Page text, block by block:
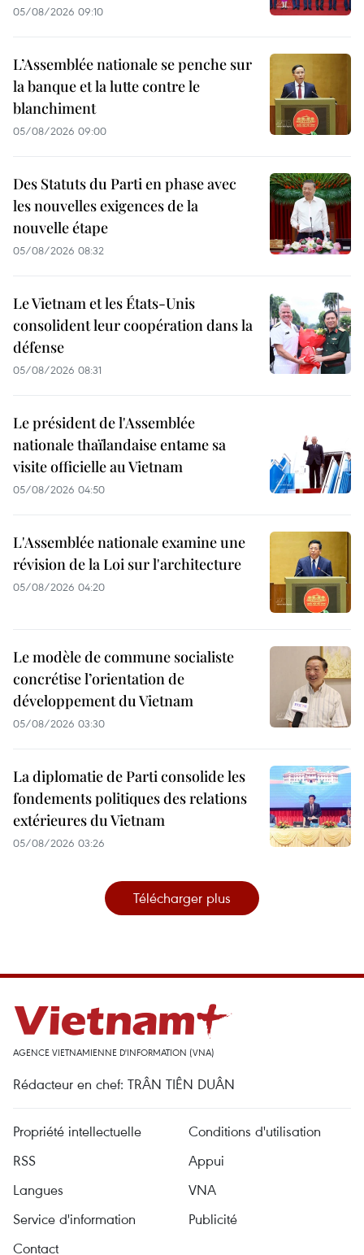
05/08/2026 09:10
L’Assemblée nationale se penche sur
la banque et la lutte contre le
blanchiment
05/08/2026 09:00
Des Statuts du Parti en phase avec
les nouvelles exigences de la
nouvelle étape
05/08/2026 08:32
Le Vietnam et les États-Unis
consolident leur coopération dans la
défense
05/08/2026 08:31
Le président de l'Assemblée
nationale thaïlandaise entame sa
visite officielle au Vietnam
05/08/2026 04:50
L'Assemblée nationale examine une
révision de la Loi sur l'architecture
05/08/2026 04:20
Le modèle de commune socialiste
concrétise l’orientation de
développement du Vietnam
05/08/2026 03:30
La diplomatie de Parti consolide les
fondements politiques des relations
extérieures du Vietnam
05/08/2026 03:26
Télécharger plus
AGENCE VIETNAMIENNE D'INFORMATION (VNA)
Rédacteur en chef: TRÂN TIÊN DUÂN
Propriété intellectuelle
Conditions d'utilisation
RSS
Appui
Langues
VNA
Service d'information
Publicité
Contact